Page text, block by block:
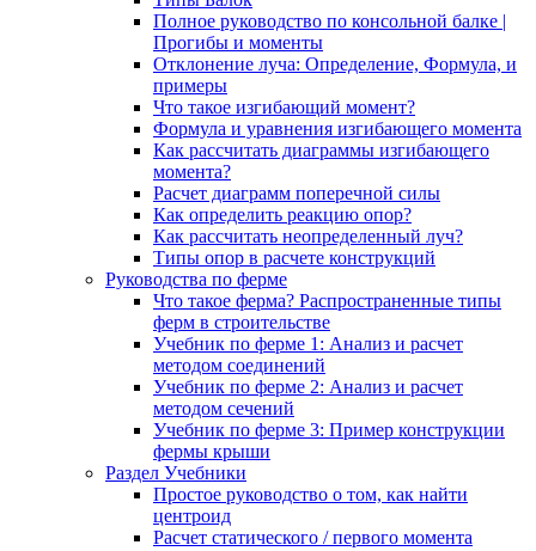
Полное руководство по консольной балке |
Прогибы и моменты
Отклонение луча: Определение, Формула, и
примеры
Что такое изгибающий момент?
Формула и уравнения изгибающего момента
Как рассчитать диаграммы изгибающего
момента?
Расчет диаграмм поперечной силы
Как определить реакцию опор?
Как рассчитать неопределенный луч?
Типы опор в расчете конструкций
Руководства по ферме
Что такое ферма? Распространенные типы
ферм в строительстве
Учебник по ферме 1: Анализ и расчет
методом соединений
Учебник по ферме 2: Анализ и расчет
методом сечений
Учебник по ферме 3: Пример конструкции
фермы крыши
Раздел Учебники
Простое руководство о том, как найти
центроид
Расчет статического / первого момента